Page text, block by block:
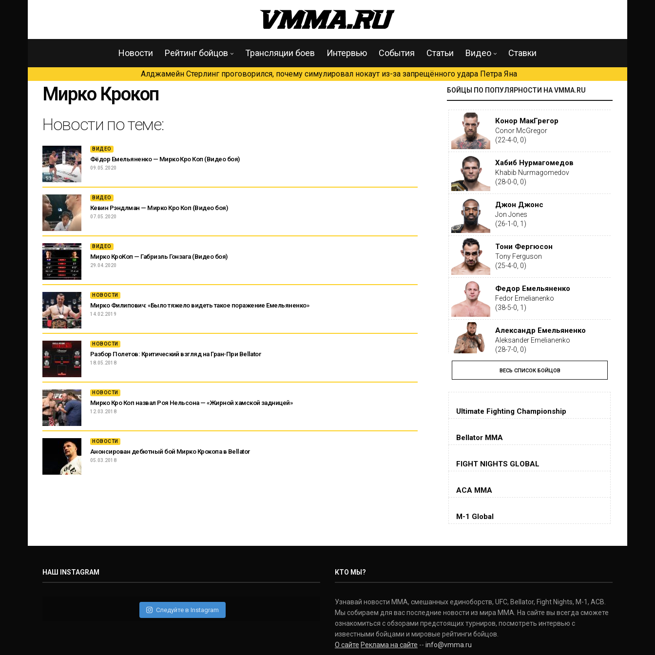
Новости Рейтинг бойцов Трансляции боев Интервью События Статьи Видео Ставки
Алджамейн Стерлинг проговорился, почему симулировал нокаут из-за запрещённого удара Петра Яна
Мирко Крокоп
Новости по теме:
ВИДЕО
Фёдор Емельяненко — Мирко Кро Коп (Видео боя)
09.05.2020
ВИДЕО
Кевин Рэндлман — Мирко Кро Коп (Видео боя)
07.05.2020
ВИДЕО
Мирко КроКоп — Габриэль Гонзага (Видео боя)
29.04.2020
НОВОСТИ
Мирко Филипович: «Было тяжело видеть такое поражение Емельяненко»
14.02.2019
НОВОСТИ
Разбор Полетов: Критический взгляд на Гран-При Bellator
18.05.2018
НОВОСТИ
Мирко Кро Коп назвал Роя Нельсона — «Жирной хамской задницей»
12.03.2018
НОВОСТИ
Анонсирован дебютный бой Мирко Крокопа в Bellator
05.03.2018
БОЙЦЫ ПО ПОПУЛЯРНОСТИ НА VMMA.RU
Конор МакГрегор
Conor McGregor
(22-4-0, 0)
Хабиб Нурмагомедов
Khabib Nurmagomedov
(28-0-0, 0)
Джон Джонс
Jon Jones
(26-1-0, 1)
Тони Фергюсон
Tony Ferguson
(25-4-0, 0)
Федор Емельяненко
Fedor Emelianenko
(38-5-0, 1)
Александр Емельяненко
Aleksander Emelianenko
(28-7-0, 0)
Тайрон Вудли
Tyron Woodley
(19-5-1, 0)
Дастин Порье
(26-6-0, 1)
Jorge Masvidal
Колби Ковингтон
Дэниель Кормье
(22-2-0, 1)
Нэйт Диаз
Nate Diaz
ВЕСЬ СПИСОК БОЙЦОВ
Ultimate Fighting Championship
Bellator MMA
FIGHT NIGHTS GLOBAL
ACA MMA
M-1 Global
НАШ INSTAGRAM
Следуйте в Instagram
КТО МЫ?
Узнавай новости ММА, смешанных единоборств, UFC, Bellator, Fight Nights, M-1, ACB.
Мы собираем для вас последние новости из мира ММА. На сайте вы всегда сможете
ознакомиться с обзорами предстоящих турниров, посмотреть интервью с
известными бойцами и мировые рейтинги бойцов.
О сайте Реклама на сайте -- info@vmma.ru